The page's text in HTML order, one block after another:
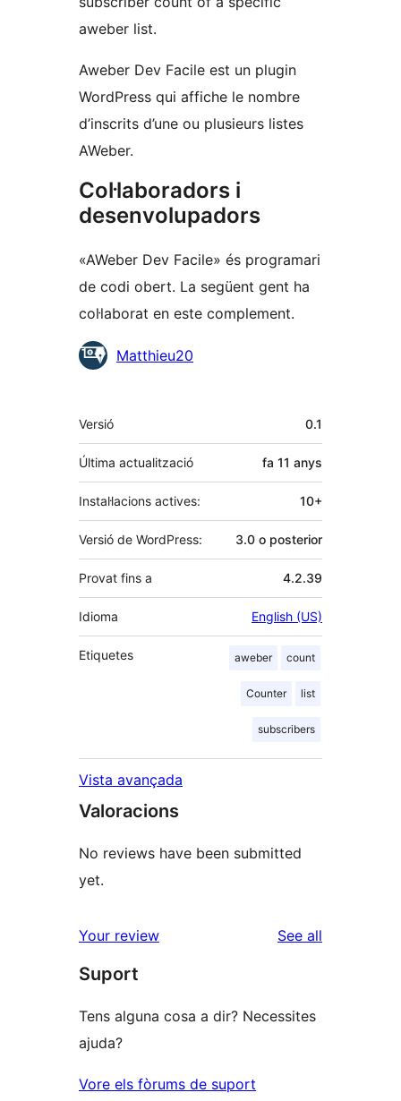
aweber list.
Aweber Dev Facile est un plugin
WordPress qui affiche le nombre
d’inscrits d’une ou plusieurs listes
AWeber.
Col·laboradors i
desenvolupadors
«AWeber Dev Facile» és programari
de codi obert. La següent gent ha
col·laborat en este complement.
Col·laboradors
Matthieu20
Meta
Versió 0.1
Última actualització fa 11 anys
Instal·lacions actives: 10+
Versió de WordPress: 3.0 o posterior
Provat fins a 4.2.39
Idioma English (US)
Etiquetes aweber count
Counter list
subscribers
Vista avançada
Valoracions
No reviews have been submitted
yet.
Your review See all
Suport
Tens alguna cosa a dir? Necessites
ajuda?
Vore els fòrums de suport